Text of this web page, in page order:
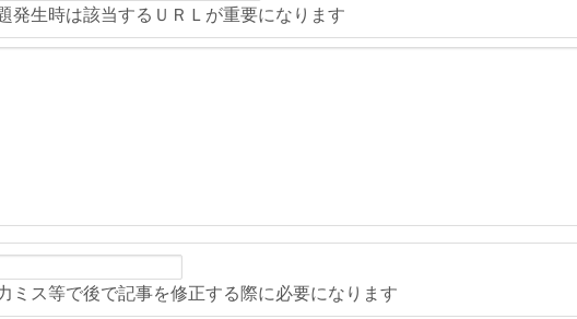
発生時は該当するＵＲＬが重要になります
ミス等で後で記事を修正する際に必要になります